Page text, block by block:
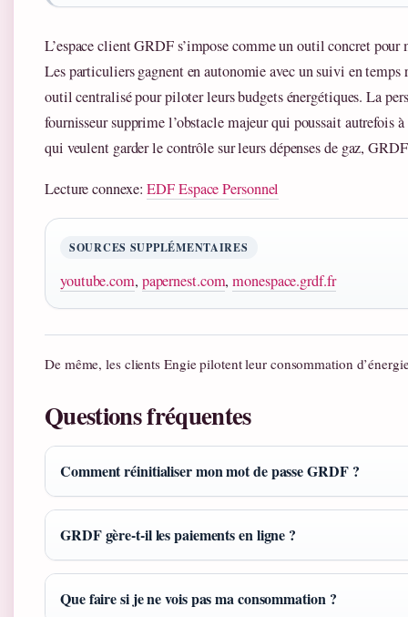
L’espace client GRDF s’impose comme un outil concret
Les particuliers gagnent en autonomie avec un suivi en temps
outil centralisé pour piloter leurs budgets énergétiques. La
fournisseur supprime l’obstacle majeur qui poussait autrefois
qui veulent garder le contrôle sur leurs dépenses de gaz,
Lecture connexe:EDF Espace Personnel
SOURCES SUPPLÉMENTAIRES
youtube.com, papernest.com,monespace.grdf.fr
De même, les clients Engie pilotent leur consommation
Questions fréquentes
Comment réinitialiser mon mot de passe GRDF ?
GRDF gère-t-il les paiements en ligne ?
Que faire si je ne vois pas ma consommation ?